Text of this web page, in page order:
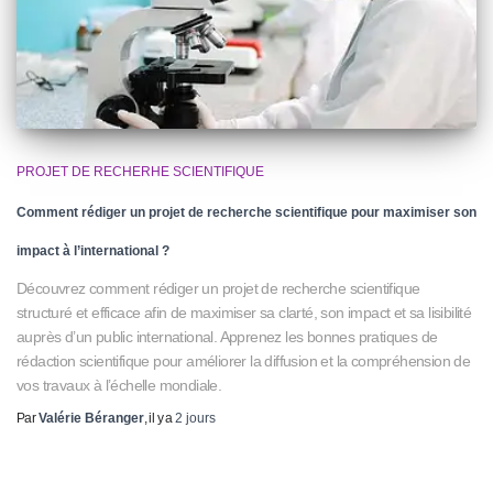
PROJET DE RECHERHE SCIENTIFIQUE
Comment rédiger un projet de recherche scientifique pour maximiser son
impact à l’international ?
Découvrez comment rédiger un projet de recherche scientifique
structuré et efficace afin de maximiser sa clarté, son impact et sa lisibilité
auprès d’un public international. Apprenez les bonnes pratiques de
rédaction scientifique pour améliorer la diffusion et la compréhension de
vos travaux à l’échelle mondiale.
ParValérie Béranger, il y a2 jours